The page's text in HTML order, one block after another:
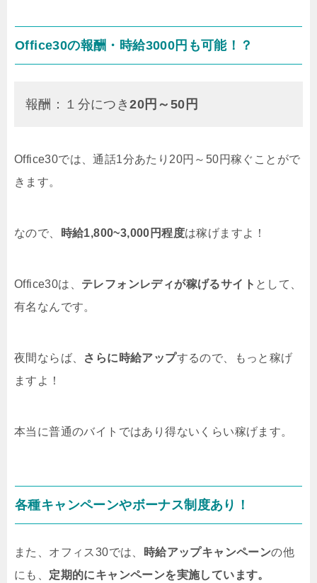
Office30の報酬・時給3000円も可能！？
報酬：１分につき20円～50円
Office30では、通話1分あたり20円～50円稼ぐことがで
きます。
なので、 時給1,800~3,000円程度は稼げますよ！
Office30は、 テレフォンレディが稼げるサイト として、
有名なんです。
夜間ならば、 さらに時給アップするので、もっと稼げ
ますよ！
本当に普通のバイトではあり得ないくらい稼げます。
各種キャンペーンやボーナス制度あり！
また、オフィス30では、 時給アップキャンペーンの他
にも、 定期的にキャンペーンを実施しています。